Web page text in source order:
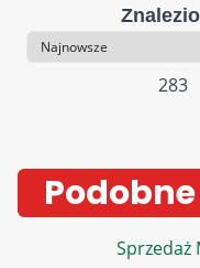
Sortowanie
283
Sprzedaż